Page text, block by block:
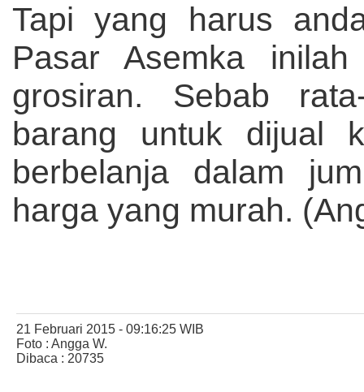
Tapi yang harus
Pasar Asemka
grosiran. Sebab
barang untuk dijual
berbelanja dalam
harga yang murah.
21 Februari 2015 - 09:16:25 WIB
Foto : Angga W.
Dibaca : 20735